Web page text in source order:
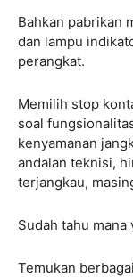
Bahkan pabrikan
dan lampu
perangkat.
Memilih stop
soal
kenyamanan
andalan teknisi,
terjangkau,
Sudah tahu mana
Temukan